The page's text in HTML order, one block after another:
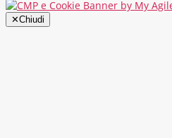
✕Chiudi